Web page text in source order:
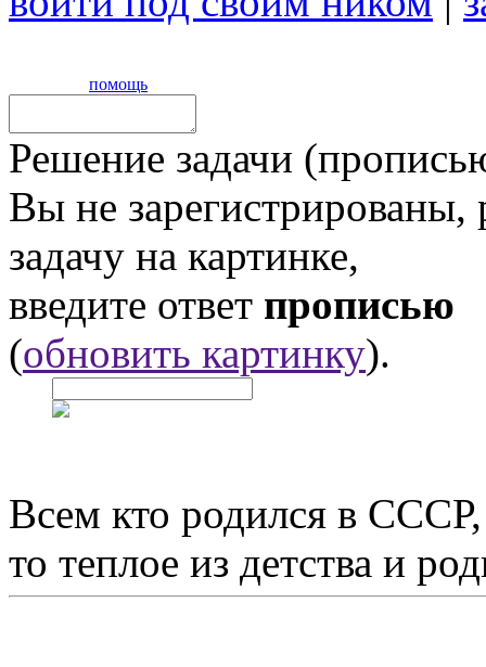
помощь
Решение задачи
Вы не
задачу на картинке,
введите ответ прописью
(обновить картинку).
Всем кто родился в
то теплое из детства и